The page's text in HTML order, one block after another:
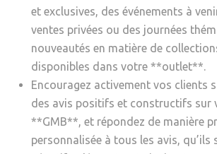
et exclusives, des événements à
ventes privées ou des journées
nouveautés en matière de
disponibles dans votre **outlet**.
Encouragez activement vos clients
des avis positifs et constructifs sur
**GMB**, et répondez de manière
personnalisée à tous les avis,